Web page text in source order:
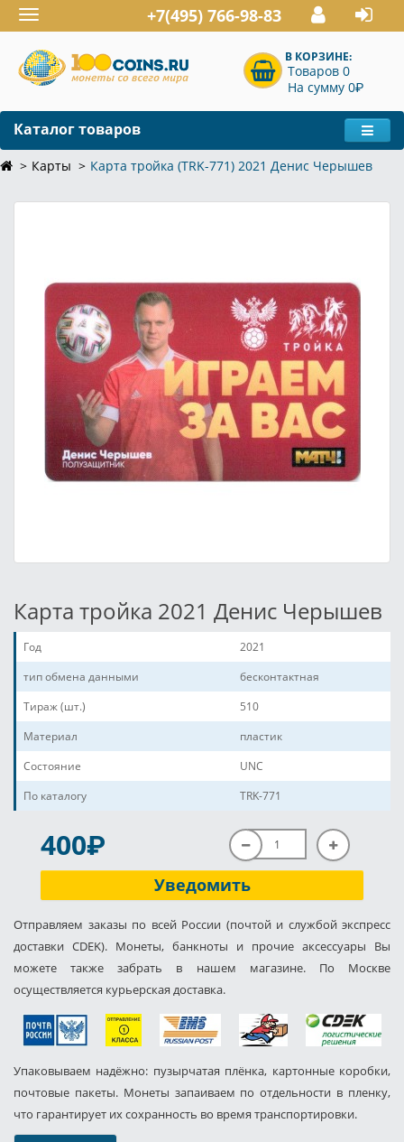
Toggle
navigation
+7(495) 766-98-83
В КОРЗИНЕ:
Товаров 0
На сумму 0P
Каталог товаров
Карты Карта тройка (TRK-771) 2021 Денис Черышев
Карта тройка 2021 Денис Черышев
Год
2021
тип обмена данными
бесконтактная
Тираж (шт.)
510
Материал
пластик
Состояние
UNC
По каталогу
TRK-771
400P
Уведомить
Отправляем заказы по всей России (почтой и службой экспресс
доставки CDEK). Монеты, банкноты и прочие аксессуары Вы
можете также забрать в нашем магазине. По Москве
осуществляется курьерская доставка.
Упаковываем надёжно: пузырчатая плёнка, картонные коробки,
почтовые пакеты. Монеты запаиваем по отдельности в пленку,
что гарантирует их сохранность во время транспортировки.